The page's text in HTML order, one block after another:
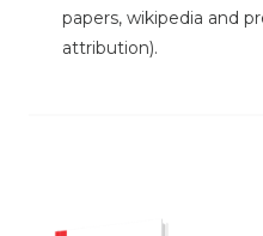
papers, wikipedia and
attribution).